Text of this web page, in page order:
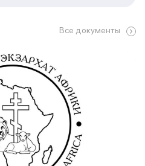
Все документы